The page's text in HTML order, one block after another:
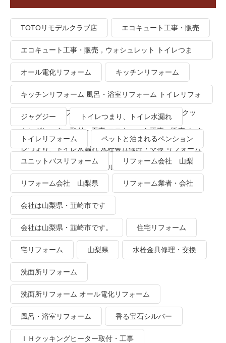
TOTOリモデルクラブ店 エコキュート工事・販売
エコキュート工事・販売，ウォシュレット トイレつま
り、トイレ水漏れ
オール電化リフォーム キッチンリフォーム
キッチンリフォーム 風呂・浴室リフォーム トイレリフォ
ーム 洗面所リフォーム オール電化リフォーム ＩＨクッ
キングヒーター取付・工事 エコキュート工事・販売 トイ
レつまり、トイレ水漏れ 水栓金具修理・交換 リフォーム
業者・会社 ＴＯＴＯリモデルクラブ
ジャグジー トイレつまり、トイレ水漏れ
トイレリフォーム ペットと泊まれるペンション
ユニットバスリフォーム リフォーム会社 山梨
リフォーム会社 山梨県 リフォーム業者・会社
会社は山梨県・韮崎市です
会社は山梨県・韮崎市です。 住宅リフォーム
宅リフォーム 山梨県 水栓金具修理・交換
洗面所リフォーム
洗面所リフォーム オール電化リフォーム
風呂・浴室リフォーム 香る宝石シルバー
ＩＨクッキングヒーター取付・工事